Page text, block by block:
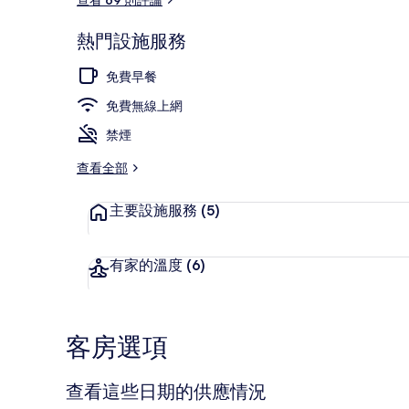
熱門設施服務
免費早餐
免費無線上網
禁煙
查看全部
主要設施服務 (5)
有家的溫度 (6)
客房選項
查看這些日期的供應情況